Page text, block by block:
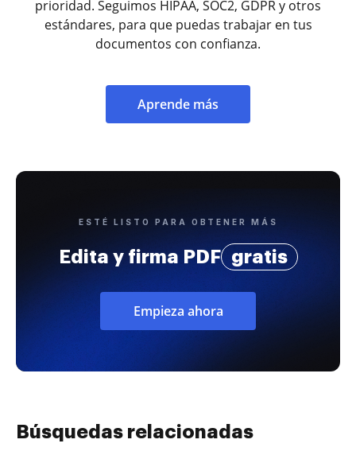
prioridad. Seguimos HIPAA, SOC2, GDPR y otros
estándares, para que puedas trabajar en tus
documentos con confianza.
Aprende más
ESTÉ LISTO PARA OBTENER MÁS
Edita y firma PDF gratis
Empieza ahora
Búsquedas relacionadas